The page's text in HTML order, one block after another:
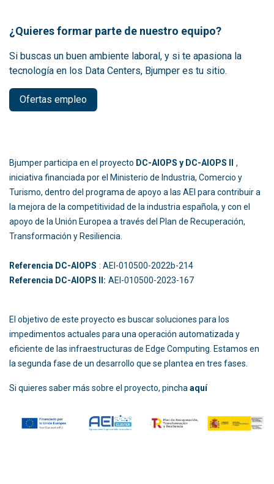
¿Quieres formar parte de nuestro equipo?
Si buscas un buen ambiente laboral, y si te apasiona la
tecnología en los Data Centers, Bjumper es tu sitio.
Ofertas empleo
Bjumper participa en el proyecto DC-AIOPS y DC-AIOPS II
,
iniciativa financiada por el Ministerio de Industria, Comercio y
Turismo, dentro del programa de apoyo a las AEI para contribuir a
la mejora de la competitividad de la industria española, y con el
apoyo de la Unión Europea a través del Plan de Recuperación,
Transformación y Resiliencia.
Referencia DC-AIOPS : AEI-010500-2022b-214
Referencia DC-AIOPS II: AEI-010500-2023-167
El objetivo de este proyecto es buscar soluciones para los
impedimentos actuales para una operación automatizada y
eficiente de las infraestructuras de Edge Computing. Estamos en
la segunda fase de un desarrollo que se plantea en tres fases.
Si quieres saber más sobre el proyecto, pincha aquí